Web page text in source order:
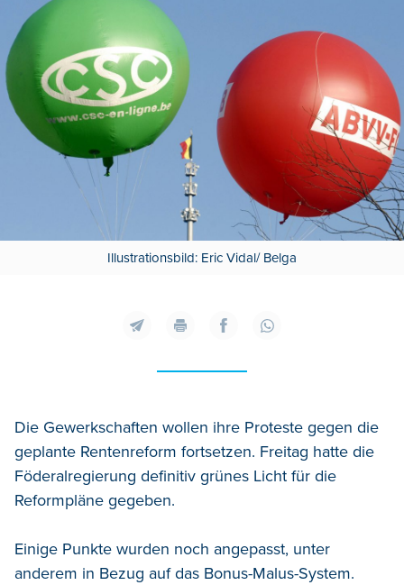
Illustrationsbild: Eric Vidal/ Belga
Die Gewerkschaften wollen ihre Proteste gegen die
geplante Rentenreform fortsetzen. Freitag hatte die
Föderalregierung definitiv grünes Licht für die
Reformpläne gegeben.
Einige Punkte wurden noch angepasst, unter
anderem in Bezug auf das Bonus-Malus-System.